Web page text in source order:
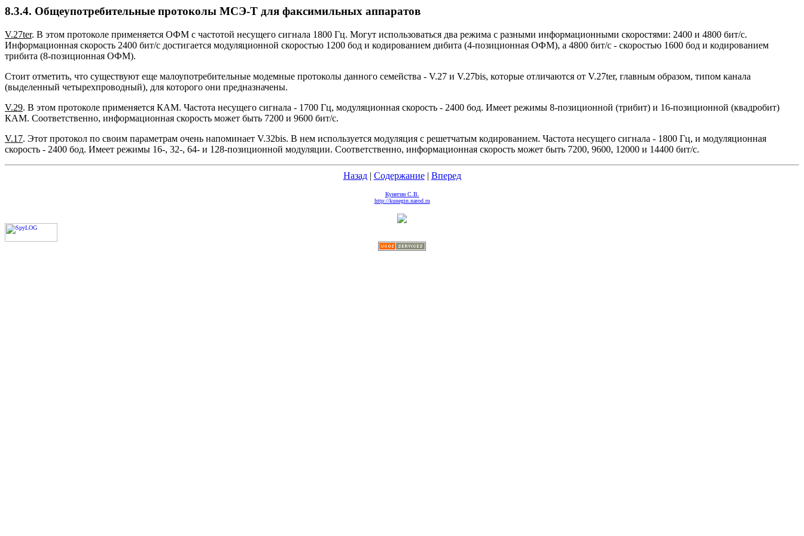
8.3.4. Общеупотребительные протоколы МСЭ-Т для факсимильных аппаратов
V.27ter. В этом протоколе применяется ОФМ с частотой несущего сигнала 1800 Гц. Могут использоваться два режима с разными информационными скоростями: 2400 и 4800 бит/с.
Информационная скорость 2400 бит/с достигается модуляционной скоростью 1200 бод и кодированием дибита (4-позиционная ОФМ), а 4800 бит/с - скоростью 1600 бод и кодированием
трибита (8-позиционная ОФМ).
Стоит отметить, что существуют еще малоупотребительные модемные протоколы данного семейства - V.27 и V.27bis, которые отличаются от V.27ter, главным образом, типом канала
(выделенный четырехпроводный), для которого они предназначены.
V.29. В этом протоколе применяется КАМ. Частота несущего сигнала - 1700 Гц, модуляционная скорость - 2400 бод. Имеет режимы 8-позиционной (трибит) и 16-позиционной (квадробит)
КАМ. Соответственно, информационная скорость может быть 7200 и 9600 бит/с.
V.17. Этот протокол по своим параметрам очень напоминает V.32bis. В нем используется модуляция с решетчатым кодированием. Частота несущего сигнала - 1800 Гц, и модуляционная
скорость - 2400 бод. Имеет режимы 16-, 32-, 64- и 128-позиционной модуляции. Соответственно, информационная скорость может быть 7200, 9600, 12000 и 14400 бит/с.
Назад| Содержание| Вперед
Кунегин С.В.
http://kunegin.narod.ru